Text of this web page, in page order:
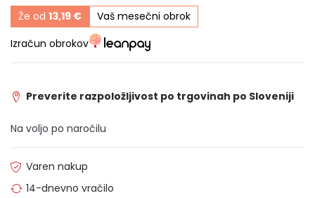
Že od 13,19 €
Vaš mesečni obrok
Izračun obrokov
Preverite razpoložljivost po trgovinah po Sloveniji
Na voljo po naročilu
Varen nakup
14-dnevno vračilo